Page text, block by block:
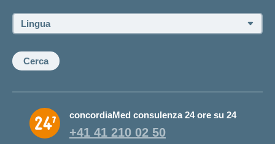
Lingua:
Cerca
concordiaMed consulenza 24 ore su 24
+41 41 210 02 50